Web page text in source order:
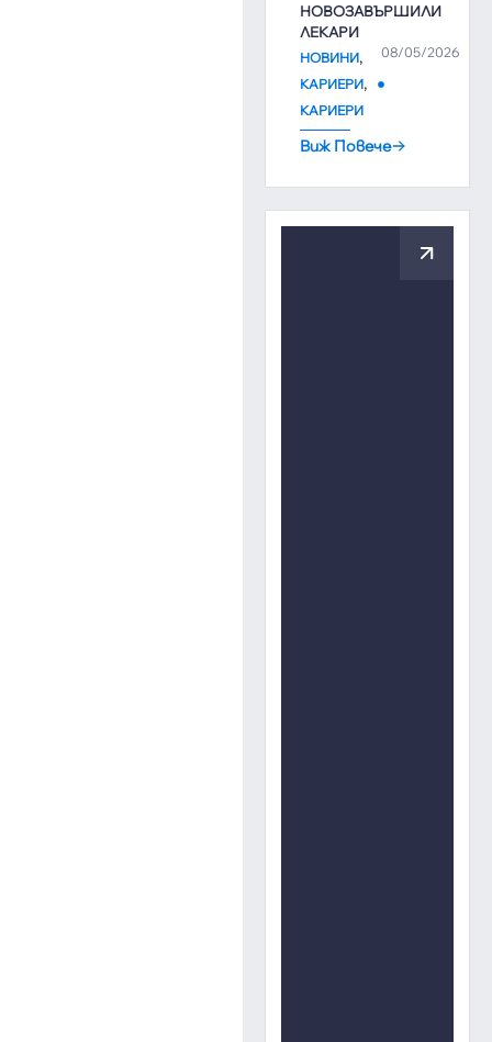
НОВОЗАВЪРШИЛИ
ЛЕКАРИ
08/05/2026
НОВИНИ,
КАРИЕРИ,
КАРИЕРИ
Виж Повече